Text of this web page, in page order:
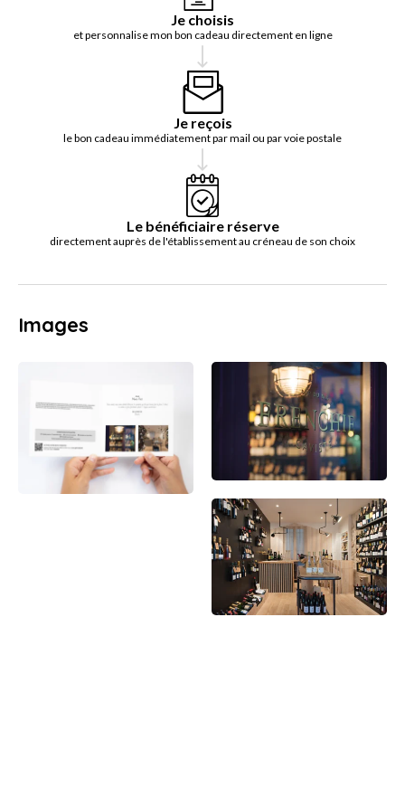
Je choisis
et personnalise mon bon cadeau directement en ligne
Je reçois
le bon cadeau immédiatement par mail ou par voie postale
Le bénéficiaire réserve
directement auprès de l'établissement au créneau de son choix
Images